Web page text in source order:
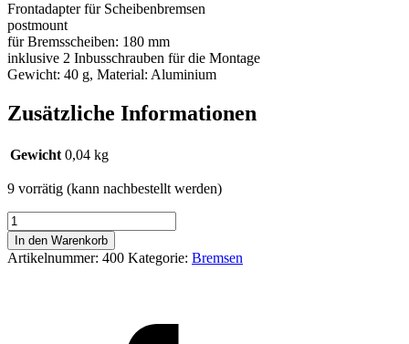
Frontadapter für Scheibenbremsen
postmount
für Bremsscheiben: 180 mm
inklusive 2 Inbusschrauben für die Montage
Gewicht: 40 g, Material: Aluminium
Zusätzliche Informationen
Gewicht 0,04 kg
9 vorrätig (kann nachbestellt werden)
Adaptér
přední
FORCE
POST/
In den Warenkorb
Artikelnummer: 400 Kategorie: Bremsen